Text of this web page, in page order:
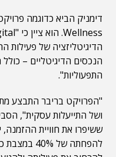
דימניק הביא כדוגמה
הדיגיטליזציה של פעילות
הנכסים הדיגיטליים –
התפעוליות".
"הפרויקט בריבר התבצע
ושל התייעלות עסקית",
ששיפרו את חוויית ההזמנה,
להפחתה